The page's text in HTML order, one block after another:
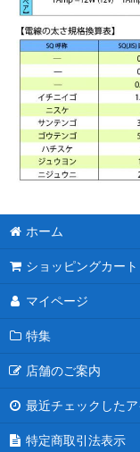
ホーム
ショッピングカート
マイページ
特集
店舗のご案内
最近チェックしたア
特定商取引法表示